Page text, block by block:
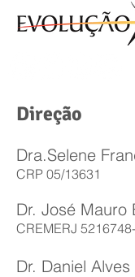
Direção
Dra.Selene
CRP 05/13631
Dr. José Mauro
CREMERJ
Dr. Daniel